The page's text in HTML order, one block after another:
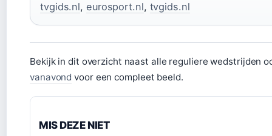
tvgids.nl, eurosport.nl, tvgids.nl
Bekijk in dit overzicht naast alle reguliere wedstrijden
vanavond voor een compleet beeld.
MIS DEZE NIET